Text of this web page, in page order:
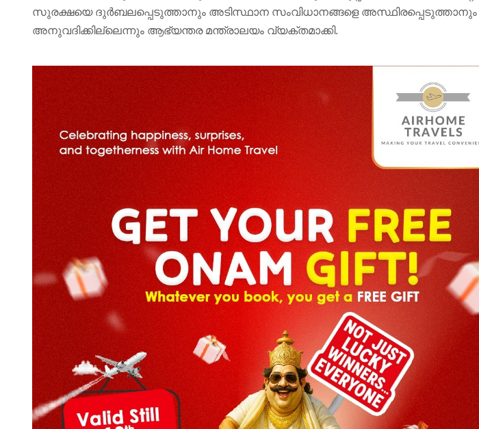
സുരക്ഷയെ ദുർബലപ്പെടുത്താനും അടിസ്ഥാന സംവിധാനങ്ങളെ അസ്ഥിരപ്പെടുത്താനും
അനുവദിക്കില്ലെന്നും ആഭ്യന്തര മന്ത്രാലയം വ്യക്തമാക്കി.